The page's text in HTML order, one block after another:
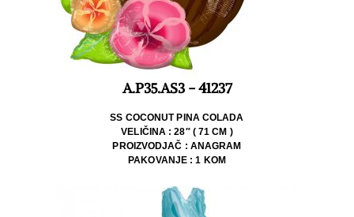
A.P35.AS3 - 41237
SS COCONUT PINA COLADA
VELIČINA : 28″ ( 71 CM )
PROIZVODJAČ : ANAGRAM
PAKOVANJE : 1 KOM